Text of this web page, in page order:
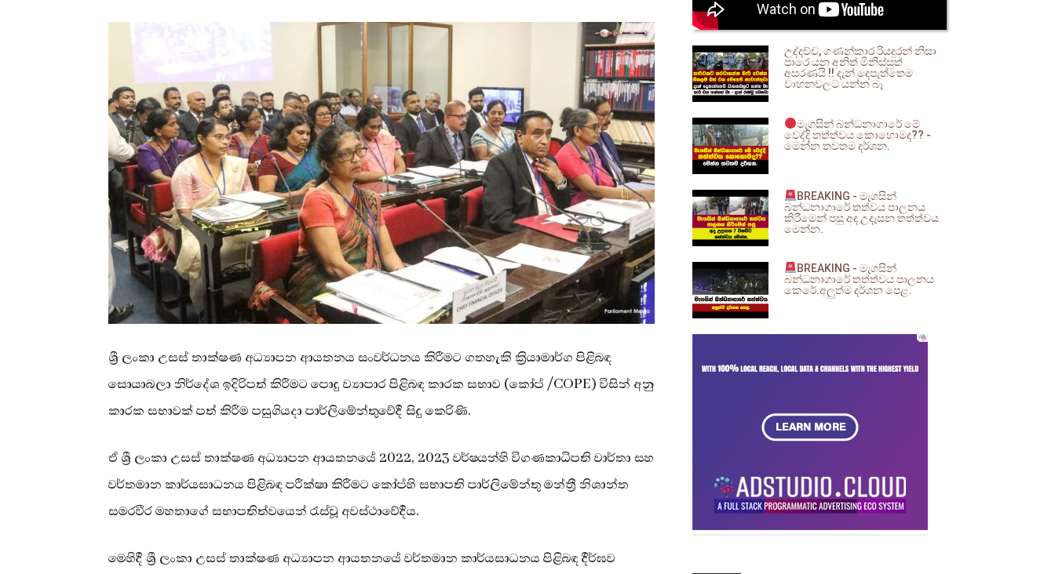
ශ්‍රී ලංකා උසස් තාක්ෂණ අධ්‍යාපන ආයතනය සංවර්ධනය කිරීමට ගතහැකි ක්‍රියාමාර්ග පිළිබඳ
සොයාබලා නිර්දේශ ඉදිරිපත් කිරීමට පොදු ව්‍යාපාර පිළිබඳ කාරක සභාව (කෝප් /COPE) විසින් අනු
කාරක සභාවක් පත් කිරීම පසුගියදා පාර්ලිමේන්තුවේදී සිදු කෙරිණි.
ඒ ශ්‍රී ලංකා උසස් තාක්ෂණ අධ්‍යාපන ආයතනයේ 2022, 2023 වර්ෂයන්හි විගණකාධිපති වාර්තා සහ
වර්තමාන කාර්යසාධනය පිළිබඳ පරීක්ෂා කිරීමට කෝප්හි සභාපති පාර්ලිමේන්තු මන්ත්‍රී නිශාන්ත
සමරවීර මහතාගේ සභාපතිත්වයෙන් රැස්වූ අවස්ථාවේදීය.
මෙහිදී ශ්‍රී ලංකා උසස් තාක්ෂණ අධ්‍යාපන ආයතනයේ වර්තමාන කාර්යසාධනය පිළිබඳ දීර්ඝව
උද්දච්ච, ගණන්කාර රියදුරන් නිසා
පාරෙ යන අනිත් මිනිස්සුත්
අසරණයි !! දැන් දෙපැත්තෙම
වාහනවලට යන්න බෑ
මැගසින් බන්ධනාගාරේ මේ
වෙද්දි තත්ත්වය කොහොමද?? -
මෙන්න තවතම දර්ශන.
BREAKING - මැගසින්
බන්ධනාගාරේ තත්වය පාලනය
කිරීමෙන් පසු අද උදෑසන තත්ත්වය
මෙන්න.
BREAKING - මැගසින්
බන්ධනාගාරේ තත්ත්වය පාලනය
කෙරේ.අලුත්ම දර්ශන පෙළ.